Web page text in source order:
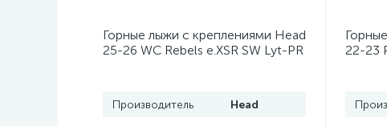
Горные лыжи с креплениями Head
25-26 WC Rebels e.XSR SW Lyt-PR
Производитель Head
22-23